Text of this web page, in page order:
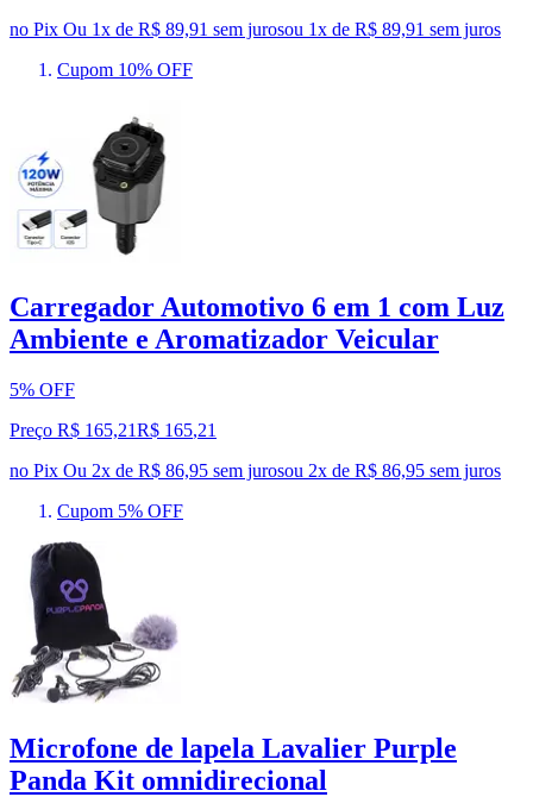
no Pix Ou 1x de R$ 89,91 sem jurosou 1x de R$ 89,91 sem juros
Cupom 10% OFF
Carregador Automotivo 6 em 1 com Luz
Ambiente e Aromatizador Veicular
5% OFF
Preço R$ 165,21R$ 165,21
no Pix Ou 2x de R$ 86,95 sem jurosou 2x de R$ 86,95 sem juros
Cupom 5% OFF
Microfone de lapela Lavalier Purple
Panda Kit omnidirecional